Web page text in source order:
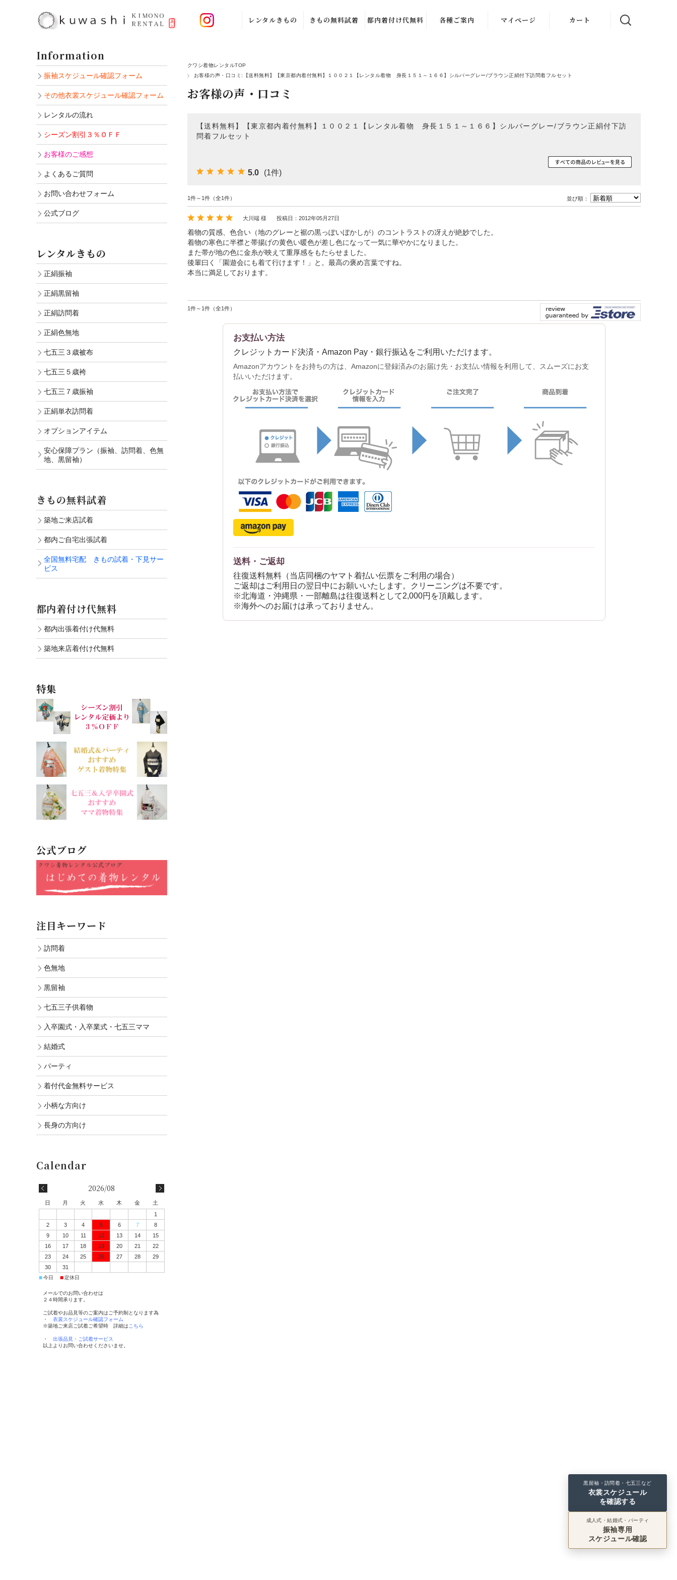
レンタルきもの
正絹訪問着
七五三３歳被布
七五三７歳振袖
オプションアイ
テムレンタル
安心保障プラン
（訪問着、色無
きもの無料試着
出張試着
見サービス
都内着付け代無料
築地来店着付け
各種ご案内
その他衣裳スケ
レンタルの流れ
お問い合わせフ
ォーム
マイページ カート
クワシ着物レンタルTOP
お客様の声・口コミ:【送料無料】【東京都内着付無料】１００２１【レンタル着物 身長１５１～１６６】シルバーグレー/ブラウン正絹付下訪問着フルセット
お客様の声・口コミ
【送料無料】【東京都内着付無料】１００２１【レンタル着物 身長１５１～１６６】シルバーグレー/ブラウン正絹付下訪
問着フルセット
5.0 (1件)
1件～1件（全1件） 並び順：
大川端 様 投稿日：2012年05月27日
着物の質感、色合い（地のグレーと裾の黒っぽいぼかしが）のコントラストの冴えが絶妙でした。
着物の寒色に半襟と帯揚げの黄色い暖色が差し色になって一気に華やかになりました。
また帯が地の色に金糸が映えて重厚感をもたらせました。
後輩曰く「園遊会にも着て行けます！」と。最高の褒め言葉ですね。
本当に満足しております。
1件～1件（全1件）
お支払い方法
クレジットカード決済・Amazon Pay・銀行振込をご利用いただけます。
Amazonアカウントをお持ちの方は、Amazonに登録済みのお届け先・お支払い情報を利用して、スムーズにお支
払いいただけます。
送料・ご返却
往復送料無料（当店同梱のヤマト着払い伝票をご利用の場合）
ご返却はご利用日の翌日中にお願いいたします。クリーニングは不要です。
※北海道・沖縄県・一部離島は往復送料として2,000円を頂戴します。
※海外へのお届けは承っておりません。
Information
振袖スケジュール確認フォーム
その他衣裳スケジュール確認フォーム
レンタルの流れ
シーズン割引３％ＯＦＦ
お客様のご感想
よくあるご質問
お問い合わせフォーム
公式ブログ
レンタルきもの
正絹振袖
正絹黒留袖
正絹訪問着
正絹色無地
七五三３歳被布
七五三５歳袴
七五三７歳振袖
正絹単衣訪問着
オプションアイテム
安心保障プラン（振袖、訪問着、色無
地、黒留袖）
きもの無料試着
築地ご来店試着
都内ご自宅出張試着
全国無料宅配 きもの試着・下見サー
ビス
都内着付け代無料
都内出張着付け代無料
築地来店着付け代無料
特集
公式ブログ
注目キーワード
訪問着
色無地
黒留袖
七五三子供着物
入卒園式・入卒業式・七五三ママ
結婚式
パーティ
着付代金無料サービス
小柄な方向け
長身の方向け
2026/08
日 月 火 水 木 金
土
1
2
3 4 5 6 7
8
9
10 11 12 13 14
15
16
17 18 19 20 21
22
23
24 25 26 27 28
29
30
31
■今日 ■定休日
メールでのお問い合わせは
２４時間承ります。
ご試着やお品見等のご案内はご予約制となります為
・ 衣裳スケジュール確認フォーム
※築地ご来店ご試着ご希望時 詳細は こちら
・ 出張品見・ご試着サービス
以上よりお問い合わせくださいませ。
黒留袖・訪問着・七五三など
衣裳スケジュール
を確認する
成人式・結婚式・パーティ
振袖専用
スケジュール確認